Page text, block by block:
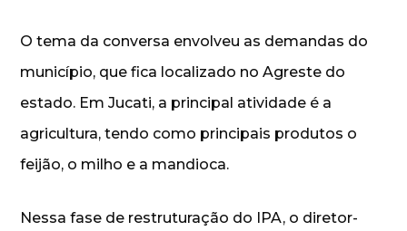
O tema da conversa envolveu as demandas do
município, que fica localizado no Agreste do
estado. Em Jucati, a principal atividade é a
agricultura, tendo como principais produtos o
feijão, o milho e a mandioca.
Nessa fase de restruturação do IPA, o diretor-